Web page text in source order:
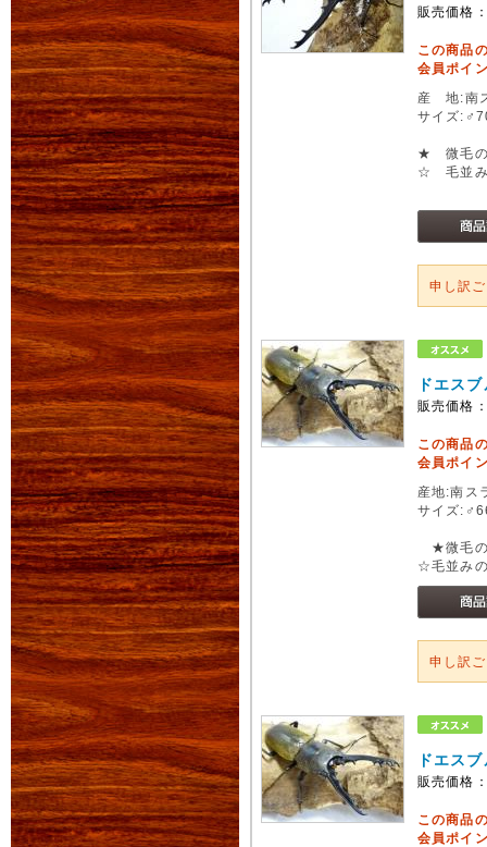
販売価格
この商品
会員ポイ
産 地:南
サイズ
★ 微毛の
☆ 毛並み
申し訳
ドエス
販売価格
この商品
会員ポイ
産地:南
サイズ
★微毛の
☆毛並み
申し訳
ドエス
販売価格
この商品
会員ポイ